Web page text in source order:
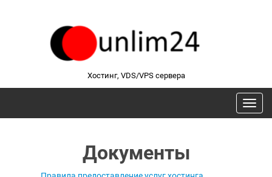
Хостинг, VDS/VPS сервера
Документы